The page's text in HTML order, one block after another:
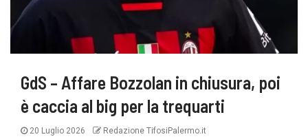
GdS – Affare Bozzolan in chiusura, poi
è caccia al big per la trequarti
20 Luglio 2026 Redazione TifosiPalermo.it